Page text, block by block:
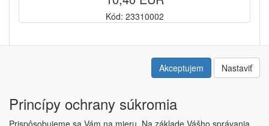
Kód: 23310002
3 4 5 6
Akceptujem Nastaviť
Princípy ochrany súkromia
Prispôsobujeme sa Vám na mieru. Na základe Vášho správania